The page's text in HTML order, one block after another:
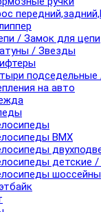
/ Замок для цепи
/ Звезды
на авто
BMX
детские